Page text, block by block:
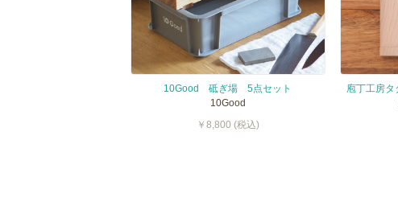
10Good 砥ぎ場 5点セット
10Good
￥8,800 (税込)